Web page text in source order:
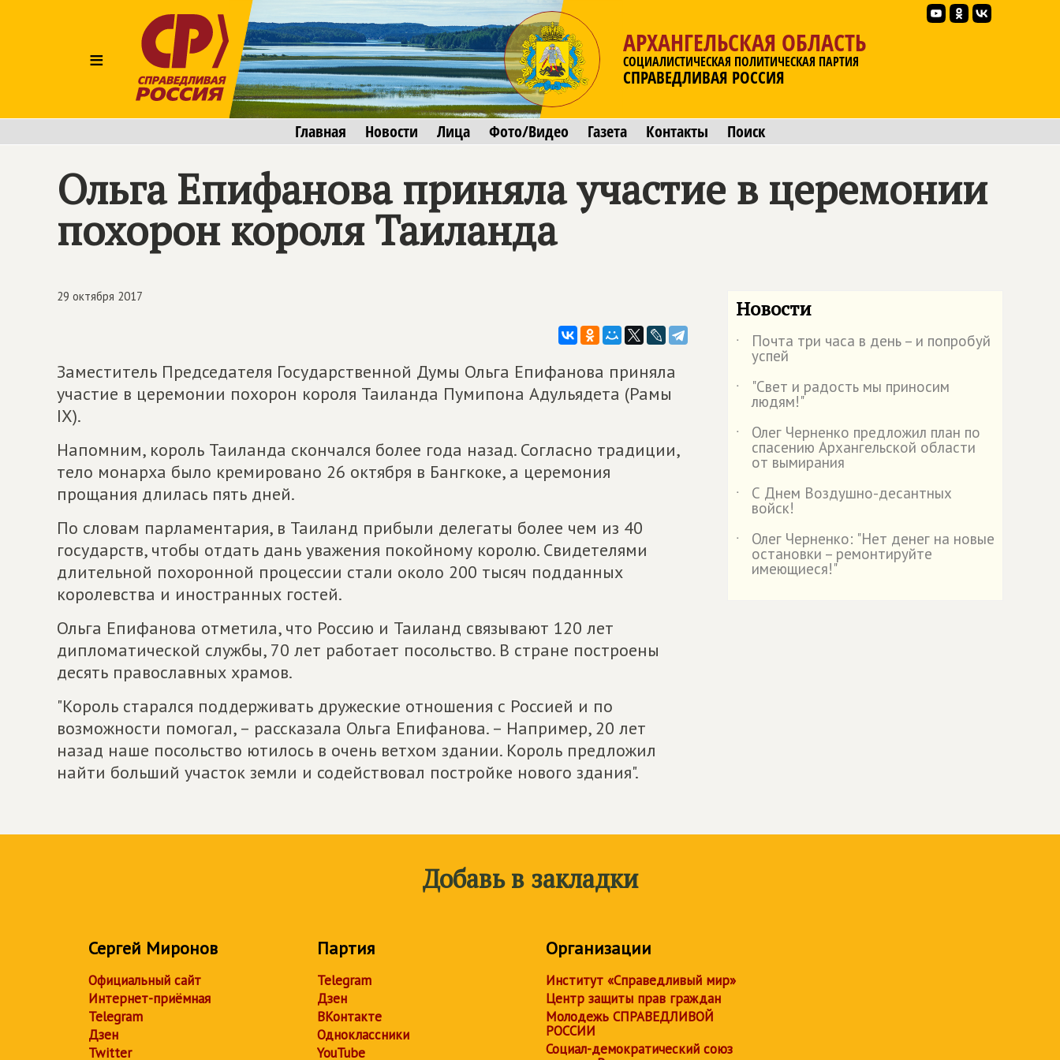
≡
АРХАНГЕЛЬСКАЯ ОБЛАСТЬ
СОЦИАЛИСТИЧЕСКАЯ ПОЛИТИЧЕСКАЯ ПАРТИЯ
СПРАВЕДЛИВАЯ РОССИЯ
Главная Новости Лица Фото/Видео Газета Контакты Поиск
Ольга Епифанова приняла участие в церемонии
похорон короля Таиланда
29 октября 2017
Заместитель Председателя Государственной Думы Ольга Епифанова приняла
участие в церемонии похорон короля Таиланда Пумипона Адульядета (Рамы
IX).
Напомним, король Таиланда скончался более года назад. Согласно традиции,
тело монарха было кремировано 26 октября в Бангкоке, а церемония
прощания длилась пять дней.
По словам парламентария, в Таиланд прибыли делегаты более чем из 40
государств, чтобы отдать дань уважения покойному королю. Свидетелями
длительной похоронной процессии стали около 200 тысяч подданных
королевства и иностранных гостей.
Ольга Епифанова отметила, что Россию и Таиланд связывают 120 лет
дипломатической службы, 70 лет работает посольство. В стране построены
десять православных храмов.
"Король старался поддерживать дружеские отношения с Россией и по
возможности помогал, – рассказала Ольга Епифанова. – Например, 20 лет
назад наше посольство ютилось в очень ветхом здании. Король предложил
найти больший участок земли и содействовал постройке нового здания".
Новости
˙ Почта три часа в день – и попробуй
успей
˙
"Свет и радость мы приносим
людям!"
˙
Олег Черненко предложил план по
спасению Архангельской области
от вымирания
˙
С Днем Воздушно-десантных
войск!
˙
Олег Черненко: "Нет денег на новые
остановки – ремонтируйте
имеющиеся!"
Добавь в закладки
Сергей Миронов
Официальный сайт
Интернет-приёмная
Telegram
Дзен
Twitter
Партия
Telegram
Дзен
ВКонтакте
Одноклассники
YouTube
Организации
Институт «Справедливый мир»
Центр защиты прав граждан
Молодежь СПРАВЕДЛИВОЙ
РОССИИ
Социал-демократический союз